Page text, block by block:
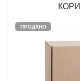
ПРОДАНО